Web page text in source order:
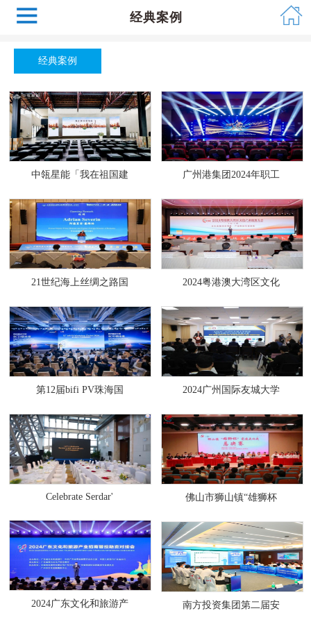
经典案例
经典案例
中瓴星能「我在祖国建 广州港集团2024年职工
21世纪海上丝绸之路国 2024粤港澳大湾区文化
第12届bifi PV珠海国 2024广州国际友城大学
Celebrate Serdar' 佛山市狮山镇“雄狮杯
2024广东文化和旅游产 南方投资集团第二届安